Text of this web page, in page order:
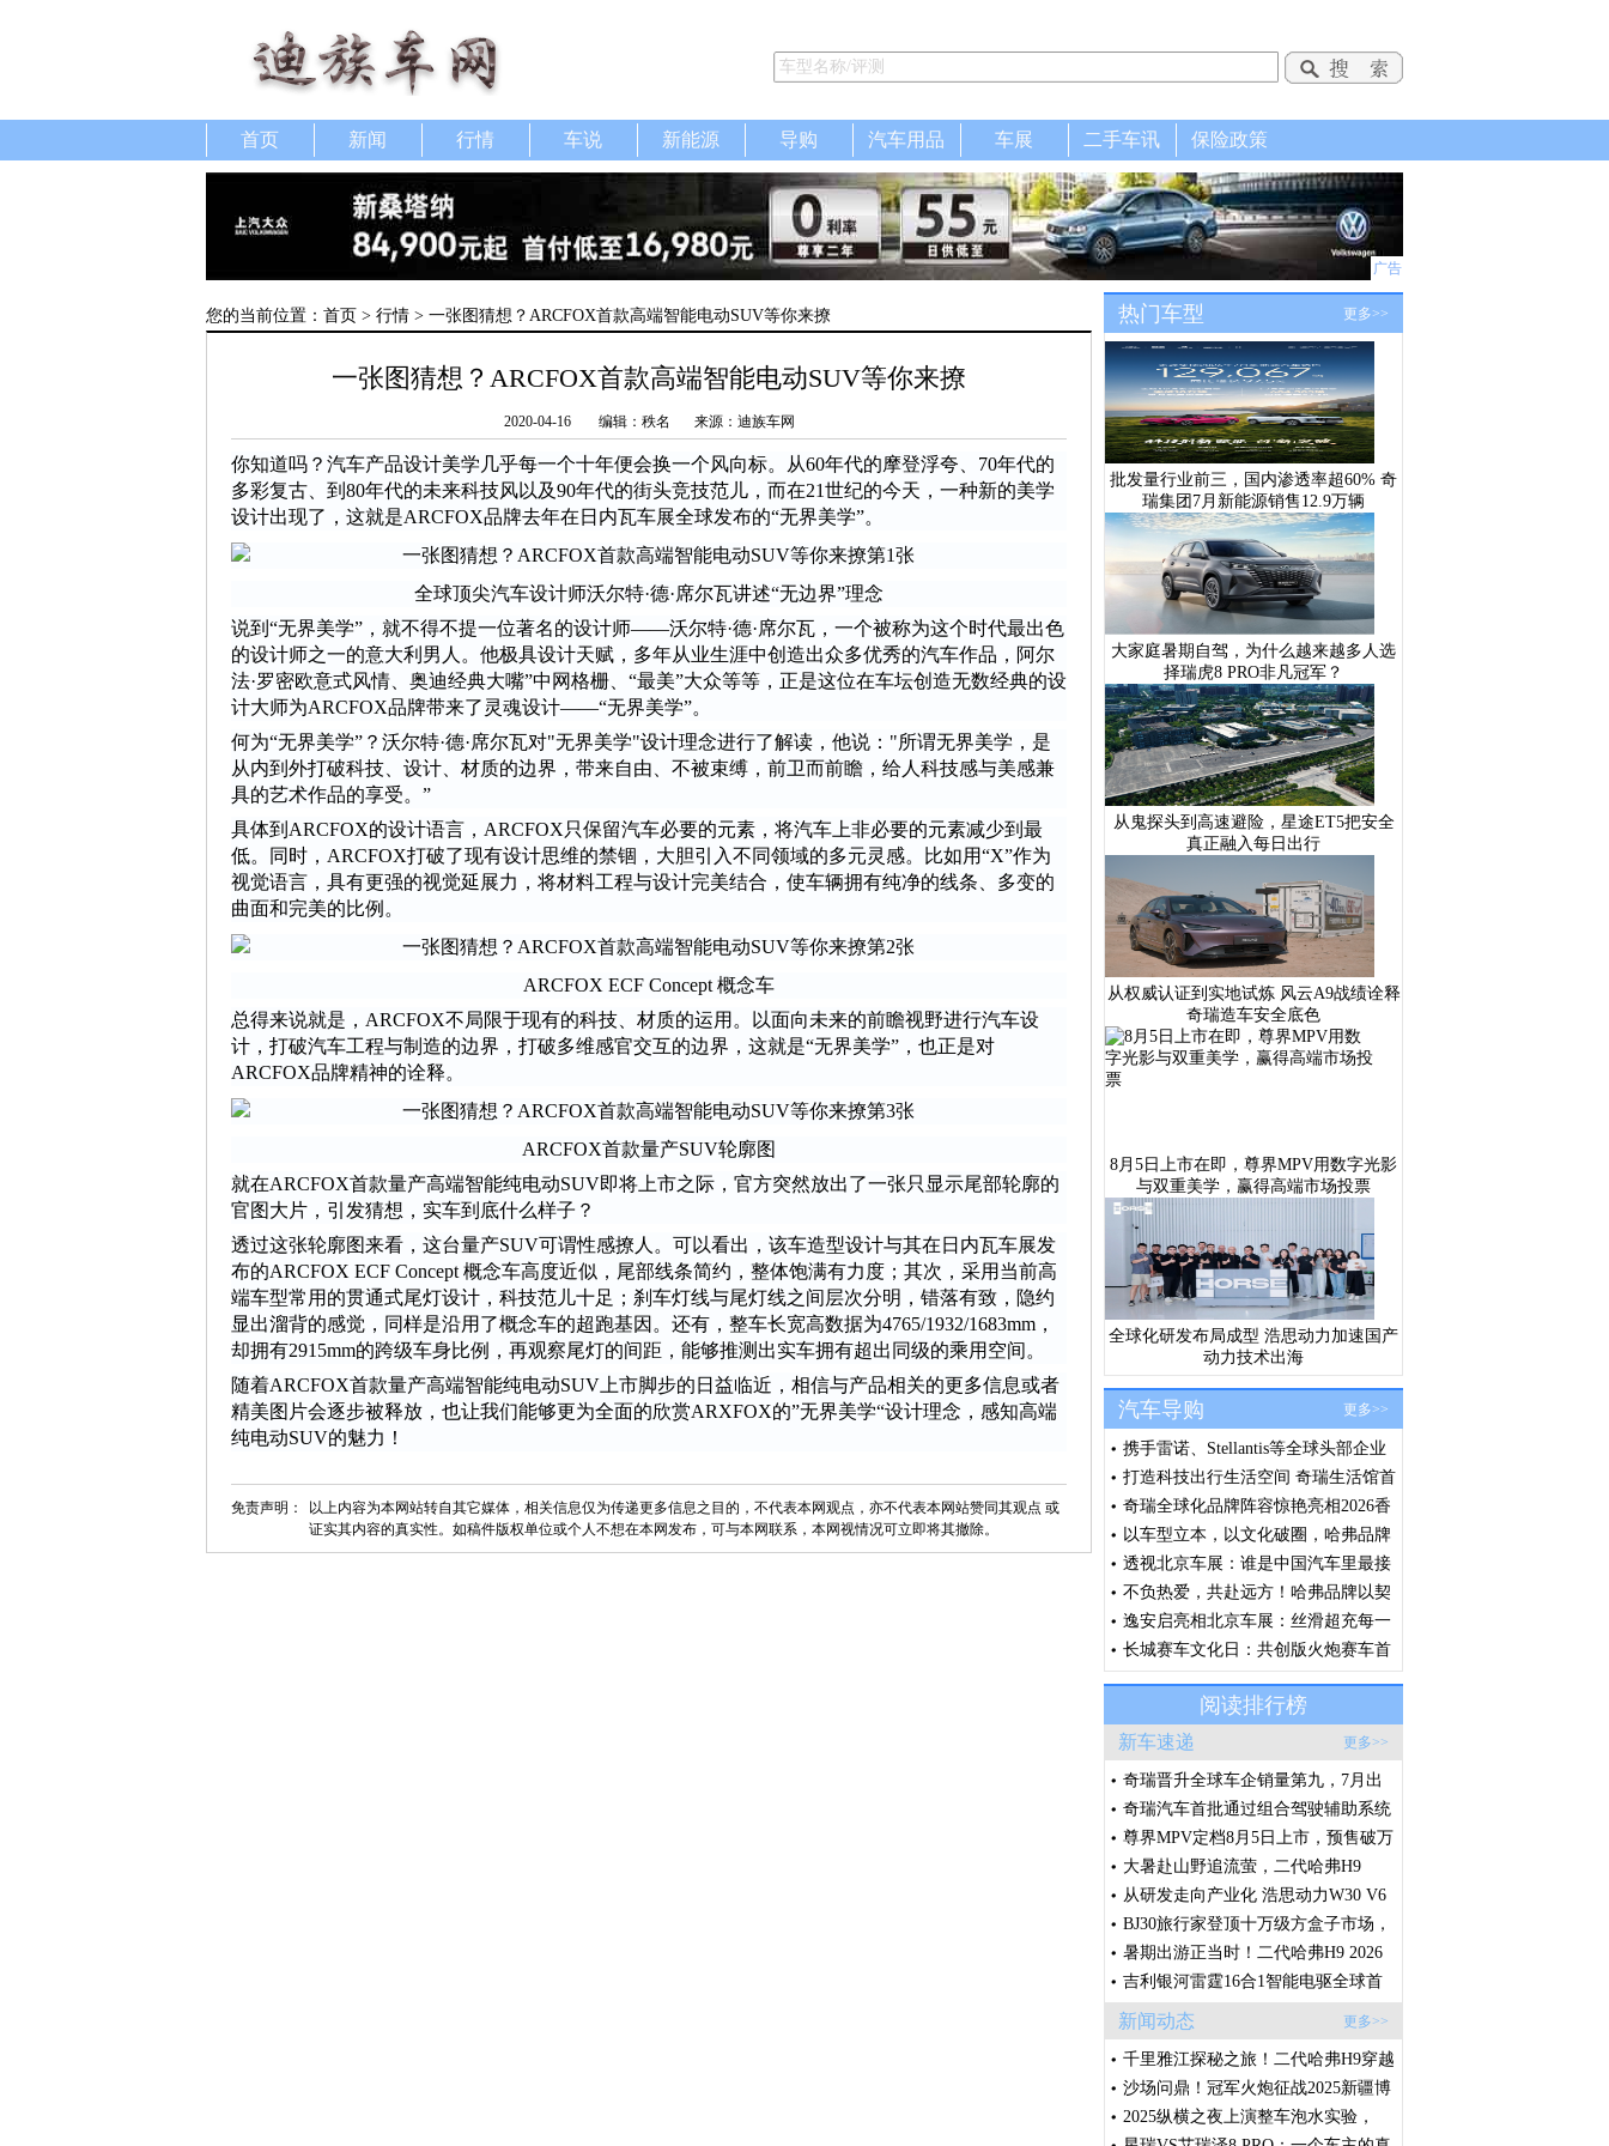
首页 新闻 行情 车说 新能源 导购 汽车用品 车展 二手车讯 保险政策
广告
您的当前位置： 首页 > 行情 > 一张图猜想？ARCFOX首款高端智能电动SUV等你来撩
一张图猜想？ARCFOX首款高端智能电动SUV等你来撩
2020-04-16 编辑：秩名 来源：迪族车网
你知道吗？汽车产品设计美学几乎每一个十年便会换一个风向标。从60年代的摩登浮夸、70年代的
多彩复古、到80年代的未来科技风以及90年代的街头竞技范儿，而在21世纪的今天，一种新的美学
设计出现了，这就是ARCFOX品牌去年在日内瓦车展全球发布的“无界美学”。
全球顶尖汽车设计师沃尔特·德·席尔瓦讲述“无边界”理念
说到“无界美学”，就不得不提一位著名的设计师——沃尔特·德·席尔瓦，一个被称为这个时代最出色
的设计师之一的意大利男人。他极具设计天赋，多年从业生涯中创造出众多优秀的汽车作品，阿尔
法·罗密欧意式风情、奥迪经典大嘴”中网格栅、“最美”大众等等，正是这位在车坛创造无数经典的设
计大师为ARCFOX品牌带来了灵魂设计——“无界美学”。
何为“无界美学”？沃尔特·德·席尔瓦对"无界美学"设计理念进行了解读，他说："所谓无界美学，是
从内到外打破科技、设计、材质的边界，带来自由、不被束缚，前卫而前瞻，给人科技感与美感兼
具的艺术作品的享受。”
具体到ARCFOX的设计语言，ARCFOX只保留汽车必要的元素，将汽车上非必要的元素减少到最
低。同时，ARCFOX打破了现有设计思维的禁锢，大胆引入不同领域的多元灵感。比如用“X”作为
视觉语言，具有更强的视觉延展力，将材料工程与设计完美结合，使车辆拥有纯净的线条、多变的
曲面和完美的比例。
ARCFOX ECF Concept 概念车
总得来说就是，ARCFOX不局限于现有的科技、材质的运用。以面向未来的前瞻视野进行汽车设
计，打破汽车工程与制造的边界，打破多维感官交互的边界，这就是“无界美学”，也正是对
ARCFOX品牌精神的诠释。
ARCFOX首款量产SUV轮廓图
就在ARCFOX首款量产高端智能纯电动SUV即将上市之际，官方突然放出了一张只显示尾部轮廓的
官图大片，引发猜想，实车到底什么样子？
透过这张轮廓图来看，这台量产SUV可谓性感撩人。可以看出，该车造型设计与其在日内瓦车展发
布的ARCFOX ECF Concept 概念车高度近似，尾部线条简约，整体饱满有力度；其次，采用当前高
端车型常用的贯通式尾灯设计，科技范儿十足；刹车灯线与尾灯线之间层次分明，错落有致，隐约
显出溜背的感觉，同样是沿用了概念车的超跑基因。还有，整车长宽高数据为4765/1932/1683mm，
却拥有2915mm的跨级车身比例，再观察尾灯的间距，能够推测出实车拥有超出同级的乘用空间。
随着ARCFOX首款量产高端智能纯电动SUV上市脚步的日益临近，相信与产品相关的更多信息或者
精美图片会逐步被释放，也让我们能够更为全面的欣赏ARXFOX的”无界美学“设计理念，感知高端
纯电动SUV的魅力！
免责声明：
以上内容为本网站转自其它媒体，相关信息仅为传递更多信息之目的，不代表本网观点，亦不代表本网站赞同其观点 或
证实其内容的真实性。如稿件版权单位或个人不想在本网发布，可与本网联系，本网视情况可立即将其撤除。
热门车型 更多>>
批发量行业前三，国内渗透率超60% 奇
瑞集团7月新能源销售12.9万辆
大家庭暑期自驾，为什么越来越多人选
择瑞虎8 PRO非凡冠军？
从鬼探头到高速避险，星途ET5把安全
真正融入每日出行
从权威认证到实地试炼 风云A9战绩诠释
奇瑞造车安全底色
8月5日上市在即，尊界MPV用数字光影
与双重美学，赢得高端市场投票
全球化研发布局成型 浩思动力加速国产
动力技术出海
汽车导购 更多>>
携手雷诺、Stellantis等全球头部企业
浩思动力出席法国SIA大会共筑绿色
发展共识
打造科技出行生活空间 奇瑞生活馆首
店汕头盛大开业
奇瑞全球化品牌阵容惊艳亮相2026香
港车博会 全球右舵战略提速 技术生
态价值释放
以车型立本，以文化破圈，哈弗品牌
闪耀北京车展
透视北京车展：谁是中国汽车里最接
近全球化品牌的车企？
不负热爱，共赴远方！哈弗品牌以契
约精神，诠释“场景改装文化”
逸安启亮相北京车展：丝滑超充每一
刻，从容奔赴每一程
长城赛车文化日：共创版火炮赛车首
阅读排行榜
新车速递 更多>>
奇瑞晋升全球车企销量第九，7月出
口破20万辆，创中国车企单月出口新
纪录
奇瑞汽车首批通过组合驾驶辅助系统
国标体系认证
尊界MPV定档8月5日上市，预售破万
台的秘密藏在这些细节里
大暑赴山野追流萤，二代哈弗H9
2026款承包盛夏全家诗意出行
从研发走向产业化 浩思动力W30 V6
样机点火 将落地莲花高性能产品线
BJ30旅行家登顶十万级方盒子市场，
轻越野赛道迎来格局拐点
暑期出游正当时！二代哈弗H9 2026
款，满足一家人对越野车的所有想
象！
吉利银河雷霆16合1智能电驱全球首
发，创节能性能双纪录
新闻动态 更多>>
千里雅江探秘之旅！二代哈弗H9穿越
版征程将启，敬请期待！
沙场问鼎！冠军火炮征战2025新疆博
湖沙漠越野争霸赛
2025纵横之夜上演整车泡水实验，